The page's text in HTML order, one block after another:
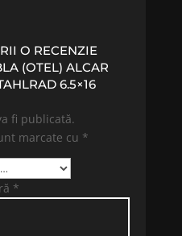
O RECENZIE
(OTEL) ALCAR
6.5×16
fi publicată.
marcate cu *
*